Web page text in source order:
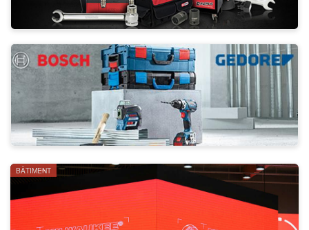
BÂTIMENT